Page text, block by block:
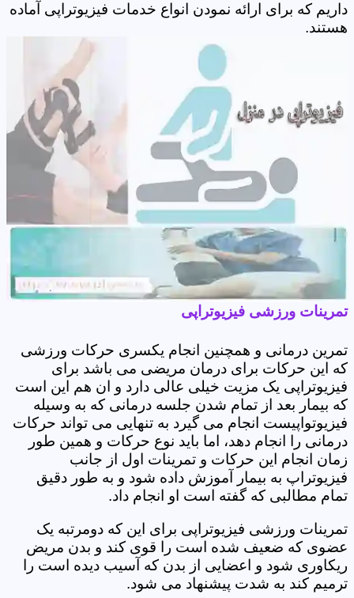
داریم که برای ارائه نمودن انواع خدمات فیزیوتراپی آماده
هستند.
تمرینات ورزشی فیزیوتراپی
تمرین درمانی و همچنین انجام یکسری حرکات ورزشی
که این حرکات برای درمان مریضی می باشد برای
فیزیوتراپی یک مزیت خیلی عالی دارد و ان هم این است
که بیمار بعد از تمام شدن جلسه درمانی که به وسیله
فیزیوتواپیست انجام می گیرد به تنهایی می تواند حرکات
درمانی را انجام دهد، اما باید نوع حرکات و همین طور
زمان انجام این حرکات و تمرینات اول از جانب
فیزیوتراپ به بیمار آموزش داده شود و به طور دقیق
تمام مطالبی که گفته است او انجام داد.
تمرینات ورزشی فیزیوتراپی برای این که دومرتبه یک
عضوی که ضعیف شده است را قوی کند و بدن مریض
ریکاوری شود و اعضایی از بدن که آسیب دیده است را
ترمیم کند به شدت پیشنهاد می شود.